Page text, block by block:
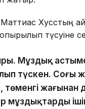
Маттиас Хусстың
түсуіне
Мұздық
түскен. Соңғы
жағынан
мұздықтарды